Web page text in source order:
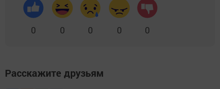
0 0 0 0 0
Расскажите друзьям